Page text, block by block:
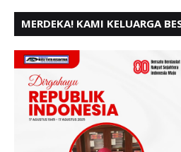
MERDEKA! KAMI KELUARGA
KE - 80